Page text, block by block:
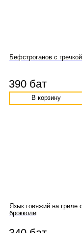
Бефстроганов с гречкой
390 бат
В корзину
Язык говяжий на гриле
брокколи